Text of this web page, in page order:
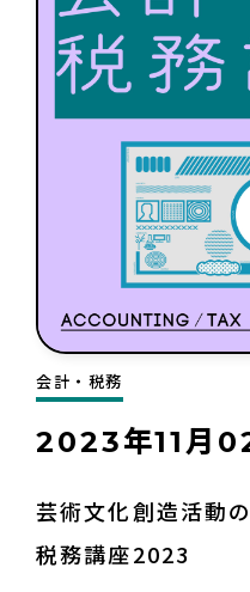
会計・税務
2023年11月
芸術文化創造活動
税務講座2023